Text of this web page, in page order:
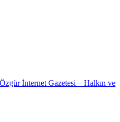
İnternet Gazetesi – Halkın ve